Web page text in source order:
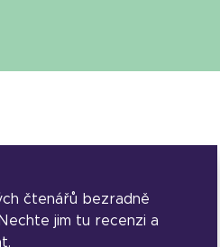
čtenářů bezradně
jim tu recenzi a